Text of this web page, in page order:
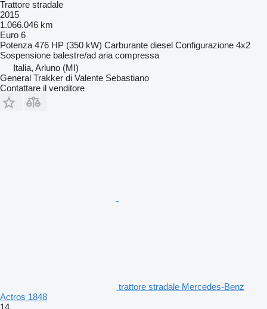
Trattore stradale
2015
1.066.046 km
Euro 6
Potenza 476 HP (350 kW) Carburante diesel Configurazione 4x2
Sospensione balestre/ad aria compressa
Italia, Arluno (MI)
General Trakker di Valente Sebastiano
Contattare il venditore
trattore stradale Mercedes-Benz
Actros 1848
14